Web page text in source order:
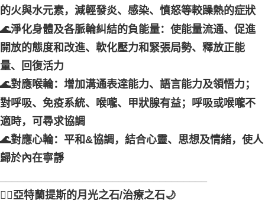
的火與水元素，減輕發炎、感染、憤怒等較躁熱的症狀
🌊淨化身體及各脈輪糾結的負能量：使能量流通、促進
開放的態度和改進、軟化壓力和緊張局勢、釋放正能
量、回復活力
🌊對應喉輪：增加溝通表達能力、語言能力及領悟力；
對呼吸、免疫系統、喉嚨、甲狀腺有益；呼吸或喉嚨不
適時，可尋求協調
🌊對應心輪：平和&協調，結合心靈、思想及情緒，使人
歸於內在寧靜
🧜‍♀️亞特蘭提斯的月光之石/治療之石🌙